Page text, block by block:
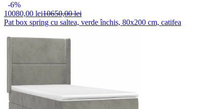
-6%
10080,00 lei10650,00 lei
Pat box spring cu saltea, verde închis, 80x200 cm, catifea